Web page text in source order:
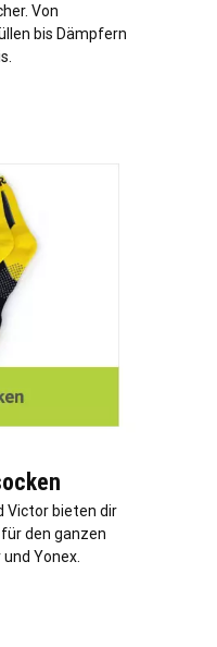
Von
bis Dämpfern
Victor bieten dir
den ganzen
Yonex.